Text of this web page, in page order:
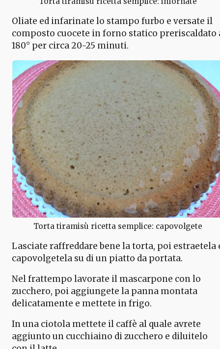
Oliate ed infarinate lo stampo furbo e versate il
composto cuocete in forno statico preriscaldato
180° per circa 20-25 minuti.
Torta tiramisù ricetta semplice: capovolgete
Lasciate raffreddare bene la torta, poi estraetela
capovolgetela su di un piatto da portata.
Nel frattempo lavorate il mascarpone con lo
zucchero, poi aggiungete la panna montata
delicatamente e mettete in frigo.
In una ciotola mettete il caffè al quale avrete
aggiunto un cucchiaino di zucchero e diluitelo